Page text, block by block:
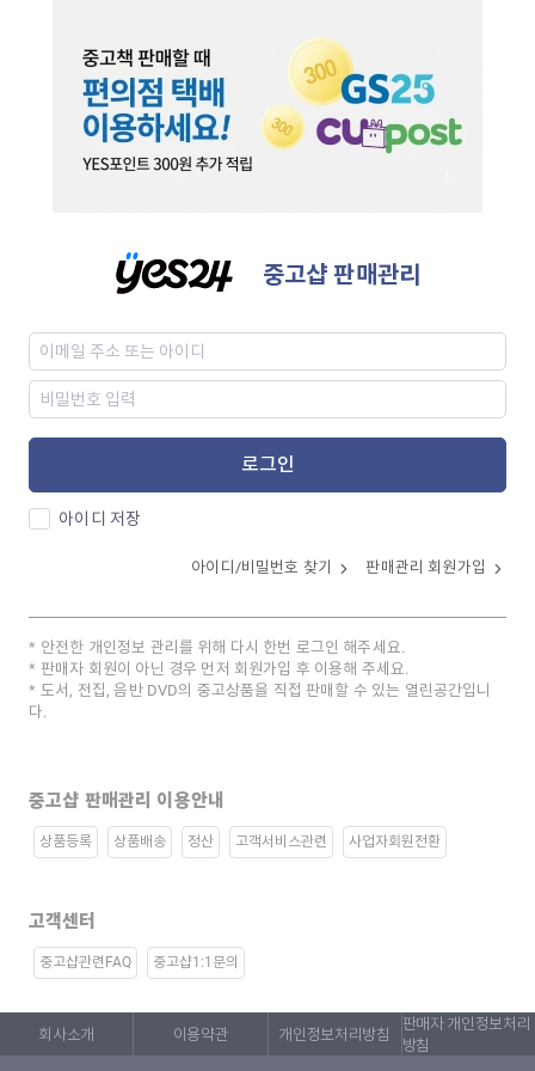
중고샵 판매관리
로그인
아이디 저장
아이디/비밀번호 찾기 판매관리 회원가입
안전한 개인정보 관리를 위해 다시 한번 로그인 해주세요.
판매자 회원이 아닌 경우 먼저 회원가입 후 이용해 주세요.
도서, 전집, 음반 DVD의 중고상품을 직접 판매할 수 있는 열린공간입니
다.
중고샵 판매관리 이용안내
상품등록 상품배송 정산 고객서비스관련 사업자회원전환
고객센터
중고샵관련FAQ 중고샵1:1문의
회사소개 이용약관 개인정보처리방침
판매자 개인정보처리
방침